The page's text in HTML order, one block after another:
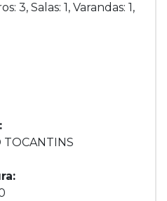
3, Salas: 1, Varandas: 1,
TOCANTINS